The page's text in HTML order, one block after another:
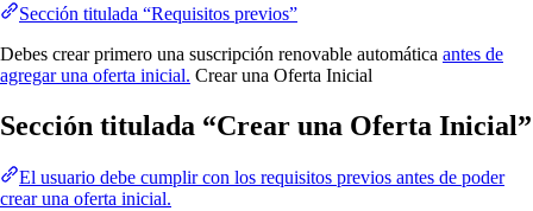
Sección titulada “Requisitos previos”
Debes crear primero una suscripción renovable automática antes de
agregar una oferta inicial. Crear una Oferta Inicial
Sección titulada “Crear una Oferta Inicial”
El usuario debe cumplir con los requisitos previos antes de poder
crear una oferta inicial.